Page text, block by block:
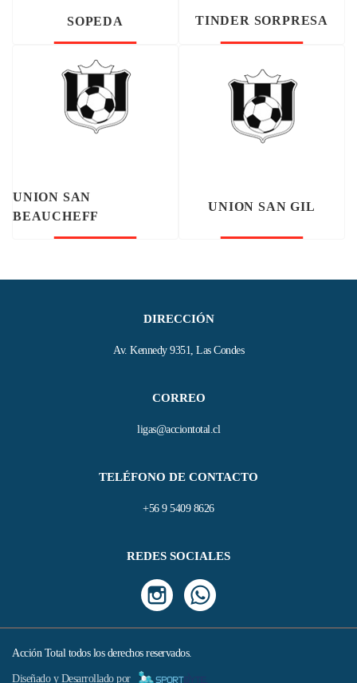
SOPEDA TINDER SORPRESA
UNION SAN
BEAUCHEFF
UNION SAN GIL
DIRECCIÓN
Av. Kennedy 9351, Las Condes
CORREO
ligas@acciontotal.cl
TELÉFONO DE CONTACTO
+56 9 5409 8626
REDES SOCIALES
Acción Total todos los derechos reservados.
Diseñado y Desarrollado por